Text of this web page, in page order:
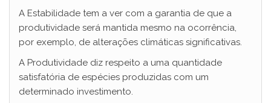
A Estabilidade tem a ver com a garantia de que a
produtividade será mantida mesmo na ocorrência,
por exemplo, de alterações climáticas significativas.
A Produtividade diz respeito a uma quantidade
satisfatória de espécies produzidas com um
determinado investimento.